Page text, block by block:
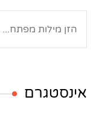
אינסטגרם